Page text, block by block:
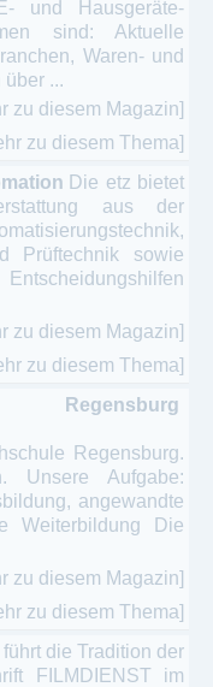
und Hausgeräte-
sind: Aktuelle
Waren- und
...
zu diesem Magazin]
zu diesem Thema]
Die etz bietet
aus der
Prüftechnik sowie
Entscheidungshilfen
zu diesem Magazin]
zu diesem Thema]
Regensburg.
Unsere Aufgabe:
angewandte
Weiterbildung Die
zu diesem Magazin]
zu diesem Thema]
die Tradition der
FILMDIENST im